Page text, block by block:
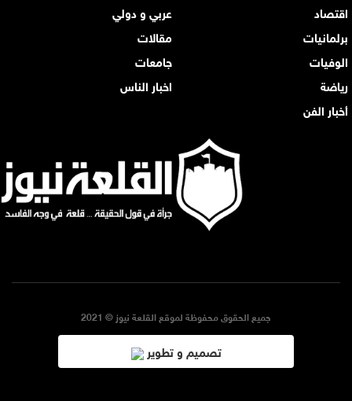
اقتصاد
عربي و دولي
برلمانيات
مقالات
الوفيات
جامعات
رياضة
اخبار الناس
أخبار الفن
جميع الحقوق محفوظة لموقع القلعة نيوز © 2021
تصميم و تطوير